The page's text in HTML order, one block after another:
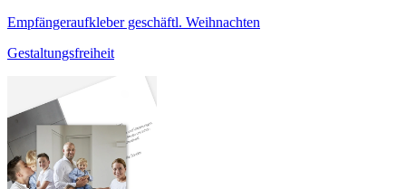
Empfängeraufkleber geschäftl. Weihnachten
Gestaltungsfreiheit